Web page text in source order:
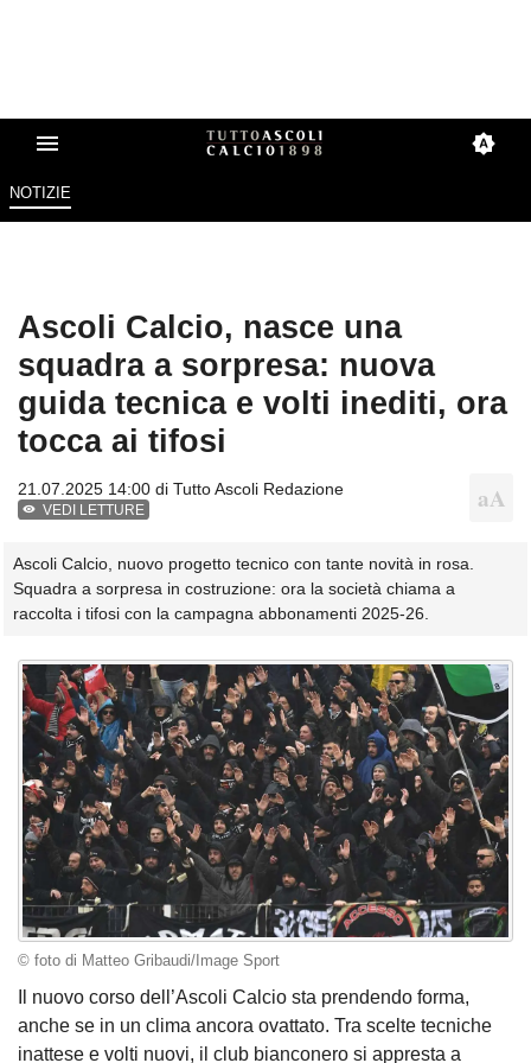
NOTIZIE
Ascoli Calcio, nasce una
squadra a sorpresa: nuova
guida tecnica e volti inediti, ora
tocca ai tifosi
21.07.2025 14:00 di Tutto Ascoli Redazione
VEDI LETTURE
Ascoli Calcio, nuovo progetto tecnico con tante novità in rosa.
Squadra a sorpresa in costruzione: ora la società chiama a
raccolta i tifosi con la campagna abbonamenti 2025-26.
© foto di Matteo Gribaudi/Image Sport
Il nuovo corso dell’Ascoli Calcio sta prendendo forma,
anche se in un clima ancora ovattato. Tra scelte tecniche
inattese e volti nuovi, il club bianconero si appresta a